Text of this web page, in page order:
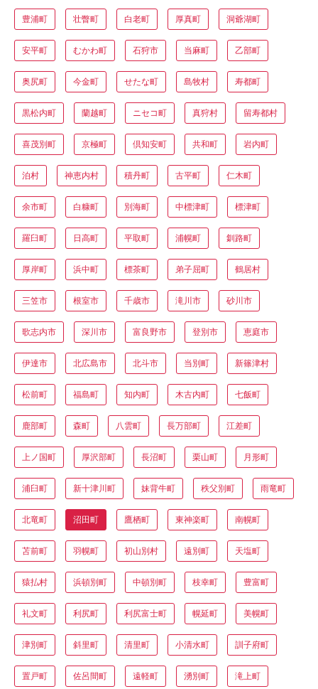
豊浦町 壮瞥町 白老町 厚真町 洞爺湖町
安平町 むかわ町 石狩市 当麻町 乙部町
奥尻町 今金町 せたな町 島牧村 寿都町
黒松内町 蘭越町 ニセコ町 真狩村 留寿都村
喜茂別町 京極町 倶知安町 共和町 岩内町
泊村 神恵内村 積丹町 古平町 仁木町
余市町 白糠町 別海町 中標津町 標津町
羅臼町 日高町 平取町 浦幌町 釧路町
厚岸町 浜中町 標茶町 弟子屈町 鶴居村
三笠市 根室市 千歳市 滝川市 砂川市
歌志内市 深川市 富良野市 登別市 恵庭市
伊達市 北広島市 北斗市 当別町 新篠津村
松前町 福島町 知内町 木古内町 七飯町
鹿部町 森町 八雲町 長万部町 江差町
上ノ国町 厚沢部町 長沼町 栗山町 月形町
浦臼町 新十津川町 妹背牛町 秩父別町 雨竜町
北竜町 沼田町 鷹栖町 東神楽町 南幌町
苫前町 羽幌町 初山別村 遠別町 天塩町
猿払村 浜頓別町 中頓別町 枝幸町 豊富町
礼文町 利尻町 利尻富士町 幌延町 美幌町
津別町 斜里町 清里町 小清水町 訓子府町
置戸町 佐呂間町 遠軽町 湧別町 滝上町